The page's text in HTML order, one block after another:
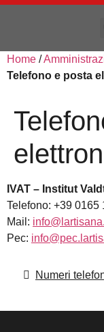
Home /
Telefono e posta
IVAT – Institut
Telefono: +39 0165
Mail:
Pec:
Numeri